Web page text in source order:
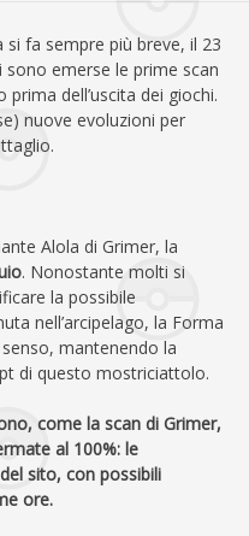
si fa sempre più breve, il 23
emerse le prime scan
dell’uscita dei giochi.
nuove evoluzioni per
Alola di Grimer, la
. Nonostante molti si
la possibile
nell’arcipelago, la Forma
mantenendo la
di questo mostriciattolo.
come la scan di Grimer,
al 100%: le
sito, con possibili
ore.